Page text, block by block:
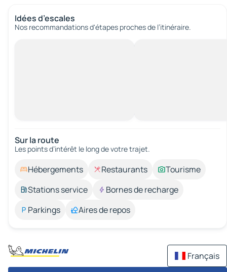
Idées d’escales
Nos recommandations d'étapes proches de l’itinéraire.
Sur la route
Les points d’intérêt le long de votre trajet.
Hébergements Restaurants
Tourisme
Stations service
Bornes de recharge
Parkings
Aires de repos
Français